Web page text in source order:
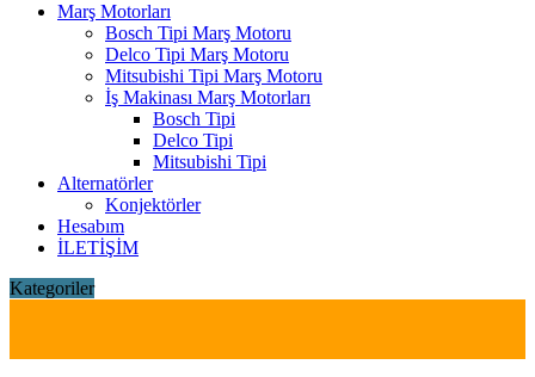
Marş Motorları
Bosch Tipi Marş Motoru
Delco Tipi Marş Motoru
Mitsubishi Tipi Marş Motoru
İş Makinası Marş Motorları
Bosch Tipi
Delco Tipi
Mitsubishi Tipi
Alternatörler
Konjektörler
Hesabım
İLETİŞİM
Kategoriler